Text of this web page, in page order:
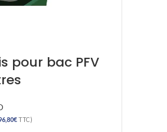
pour bac PFV
€TTC)